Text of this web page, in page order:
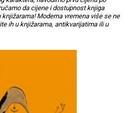
da cijene i dostupnost knjiga
Moderna vremena više se ne
ih u knjižarama, antikvarijatima ili u